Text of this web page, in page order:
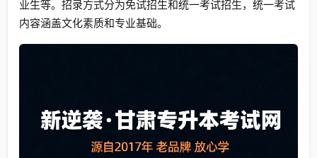
业生等。招录方式分为免试招生和统一考试招生，统一考试
内容涵盖文化素质和专业基础。